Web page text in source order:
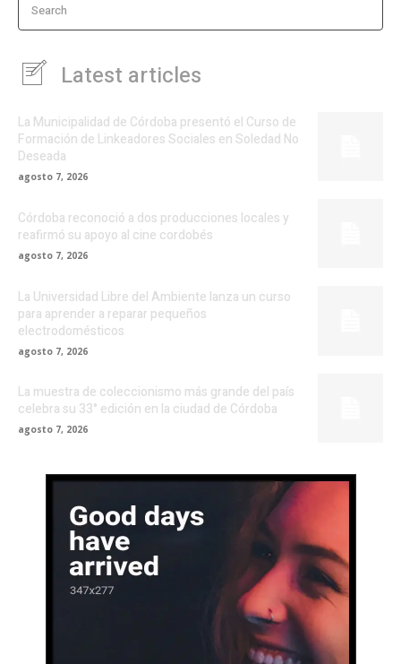
Search
Latest articles
La Municipalidad de Córdoba presentó el Curso de
Formación de Linkeadores Sociales en Soledad No
Deseada
agosto 7, 2026
Córdoba reconoció a dos producciones locales y
reafirmó su apoyo al cine cordobés
agosto 7, 2026
La Universidad Libre del Ambiente lanza un curso
para aprender a reparar pequeños
electrodomésticos
agosto 7, 2026
La muestra de coleccionismo más grande del país
celebra su 33° edición en la ciudad de Córdoba
agosto 7, 2026